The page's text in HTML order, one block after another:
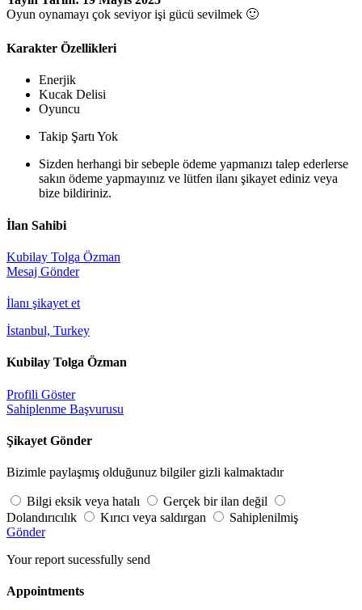
Oyun oynamayı çok seviyor işi gücü sevilmek 🙂
Karakter Özellikleri
Enerjik
Kucak Delisi
Oyuncu
Takip Şartı Yok
Sizden herhangi bir sebeple ödeme yapmanızı talep ederlerse
sakın ödeme yapmayınız ve lütfen ilanı şikayet ediniz veya
bize bildiriniz.
İlan Sahibi
Kubilay Tolga Özman
Mesaj Gönder
İlanı şikayet et
İstanbul, Turkey
Kubilay Tolga Özman
Profili Göster
Sahiplenme Başvurusu
Şikayet Gönder
Bizimle paylaşmış olduğunuz bilgiler gizli kalmaktadır
Bilgi eksik veya hatalı
Gerçek bir ilan değil
Dolandırıcılık
Kırıcı veya saldırgan
Sahiplenilmiş
Gönder
Your report sucessfully send
Appointments